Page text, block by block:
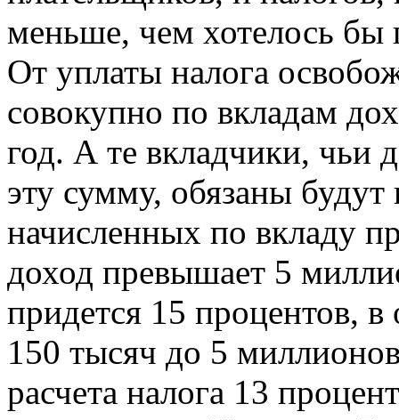
меньше, чем хотелось бы
От уплаты налога
совокупно по вкладам
год. А те вкладчики, чьи
эту сумму, обязаны будут
начисленных по вкладу
доход превышает 5
придется 15 процентов, в
150 тысяч до 5
расчета налога 13